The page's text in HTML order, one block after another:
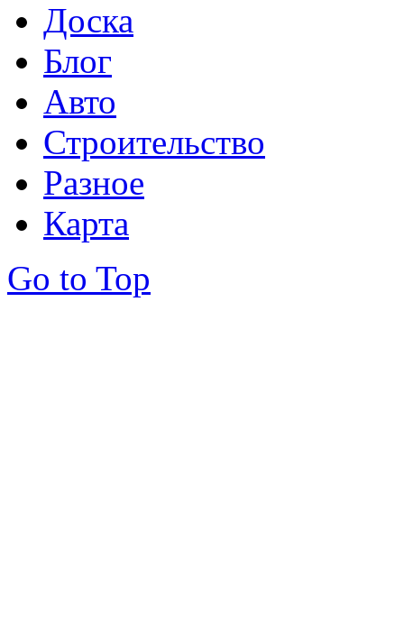
Доска
Блог
Авто
Строительство
Разное
Карта
Go to Top